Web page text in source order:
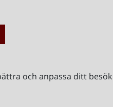
och anpassa ditt